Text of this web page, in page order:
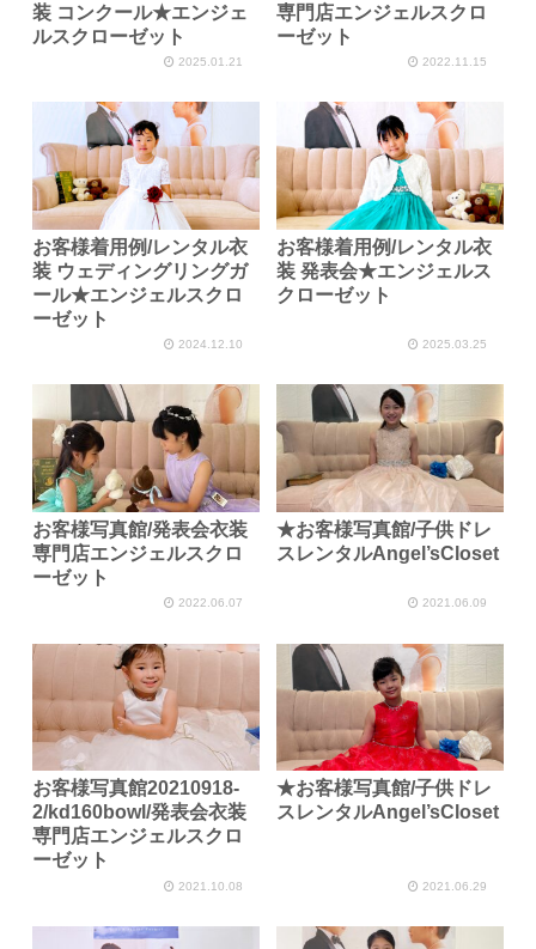
装 コンクール★エンジェ
ルスクローゼット
2025.01.21
専門店エンジェルスクロ
ーゼット
2022.11.15
お客様着用例/レンタル衣
装 ウェディングリングガ
ール★エンジェルスクロ
ーゼット
2024.12.10
お客様着用例/レンタル衣
装 発表会★エンジェルス
クローゼット
2025.03.25
お客様写真館/発表会衣装
専門店エンジェルスクロ
ーゼット
2022.06.07
★お客様写真館/子供ドレ
スレンタルAngel’sCloset
2021.06.09
お客様写真館20210918-
2/kd160bowl/発表会衣装
専門店エンジェルスクロ
ーゼット
2021.10.08
★お客様写真館/子供ドレ
スレンタルAngel’sCloset
2021.06.29